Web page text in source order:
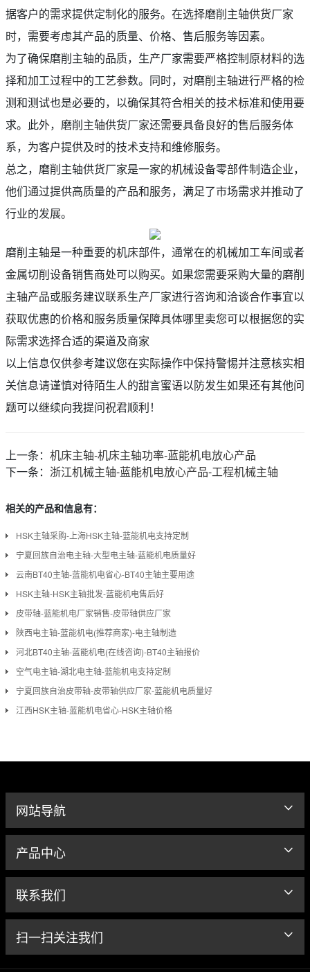
据客户的需求提供定制化的服务。在选择磨削主轴供货厂家
时，需要考虑其产品的质量、价格、售后服务等因素。
为了确保磨削主轴的品质，生产厂家需要严格控制原材料的选
择和加工过程中的工艺参数。同时，对磨削主轴进行严格的检
测和测试也是必要的，以确保其符合相关的技术标准和使用要
求。此外，磨削主轴供货厂家还需要具备良好的售后服务体
系，为客户提供及时的技术支持和维修服务。
总之，磨削主轴供货厂家是一家的机械设备零部件制造企业，
他们通过提供高质量的产品和服务，满足了市场需求并推动了
行业的发展。
磨削主轴是一种重要的机床部件，通常在的机械加工车间或者
金属切削设备销售商处可以购买。如果您需要采购大量的磨削
主轴产品或服务建议联系生产厂家进行咨询和洽谈合作事宜以
获取优惠的价格和服务质量保障具体哪里卖您可以根据您的实
际需求选择合适的渠道及商家
以上信息仅供参考建议您在实际操作中保持警惕并注意核实相
关信息请谨慎对待陌生人的甜言蜜语以防发生如果还有其他问
题可以继续向我提问祝君顺利！
上一条： 机床主轴-机床主轴功率-蓝能机电放心产品
下一条： 浙江机械主轴-蓝能机电放心产品-工程机械主轴
相关的产品和信息有：
HSK主轴采购-上海HSK主轴-蓝能机电支持定制
宁夏回族自治电主轴-大型电主轴-蓝能机电质量好
云南BT40主轴-蓝能机电省心-BT40主轴主要用途
HSK主轴-HSK主轴批发-蓝能机电售后好
皮带轴-蓝能机电厂家销售-皮带轴供应厂家
陕西电主轴-蓝能机电(推荐商家)-电主轴制造
河北BT40主轴-蓝能机电(在线咨询)-BT40主轴报价
空气电主轴-湖北电主轴-蓝能机电支持定制
宁夏回族自治皮带轴-皮带轴供应厂家-蓝能机电质量好
江西HSK主轴-蓝能机电省心-HSK主轴价格
网站导航
产品中心
联系我们
扫一扫关注我们